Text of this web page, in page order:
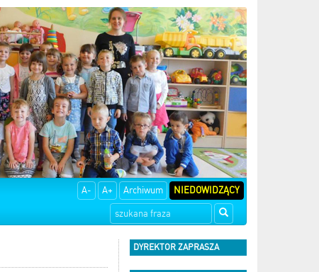
A- A+ Archiwum NIEDOWIDZĄCY
DYREKTOR ZAPRASZA